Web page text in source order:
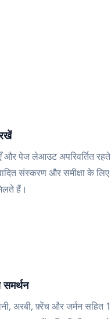
और पेज लेआउट अपरिवर्तित
संस्करण और समीक्षा के लिए
हैं।
अरबी, फ़्रेंच और जर्मन सहित